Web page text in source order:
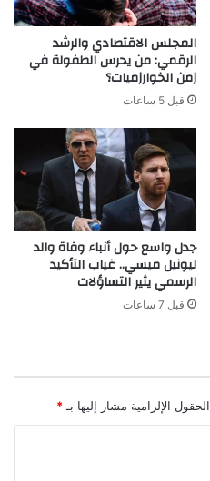
المجلس الاقتصادي والرشد
الرقمي: من يحرس الطفولة في
زمن الخوارزميات؟
قبل 5 ساعات
جدل واسع حول أنباء وفاة والد
ليونيل ميسي.. غياب التأكيد
الرسمي يثير التساؤلات
قبل 7 ساعات
الحقول الإلزامية مشار إليها بـ *